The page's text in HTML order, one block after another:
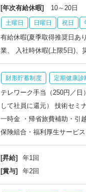
[年次有給休暇]
10～20日
土曜日 日曜日 祝日
有給休暇(夏季取得推奨日あ
業、 入社時休暇(上限5日)、
財形貯蓄制度 定期健康診
テレワーク手当（250円／
して社員に還元） 技術セミ
一時金 ・帰省旅費補助・引
保険組合・福利厚生サービ
[昇給]
年1回
[賞与]
年2回